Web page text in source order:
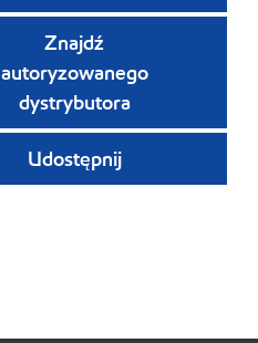
Znajdź
autoryzowanego
dystrybutora
Udostępnij